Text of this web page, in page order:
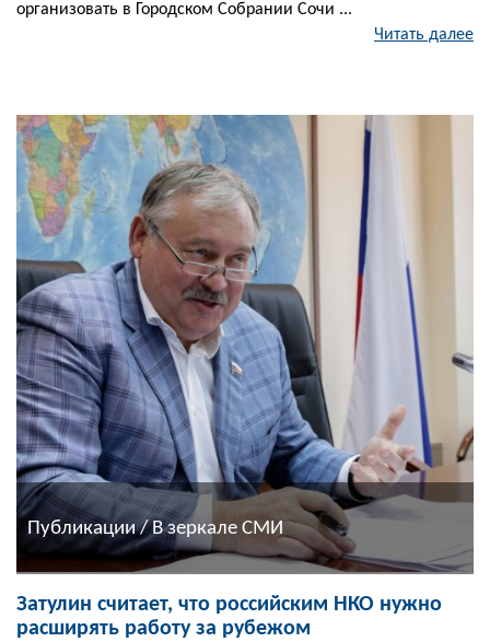
организовать в Городском Собрании Сочи ...
Читать далее
Публикации / В зеркале СМИ
Затулин считает, что российским НКО нужно
расширять работу за рубежом